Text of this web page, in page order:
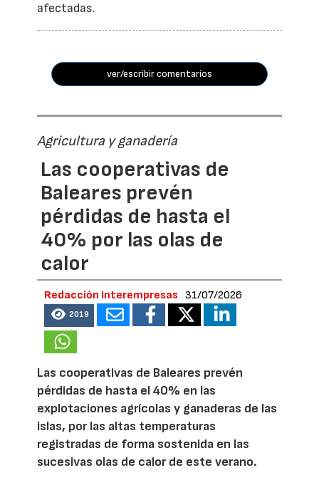
afectadas.
ver/escribir comentarios
Agricultura y ganadería
Las cooperativas de
Baleares prevén
pérdidas de hasta el
40% por las olas de
calor
Redacción Interempresas 31/07/2026
2019
Las cooperativas de Baleares prevén
pérdidas de hasta el 40% en las
explotaciones agrícolas y ganaderas de las
islas, por las altas temperaturas
registradas de forma sostenida en las
sucesivas olas de calor de este verano.